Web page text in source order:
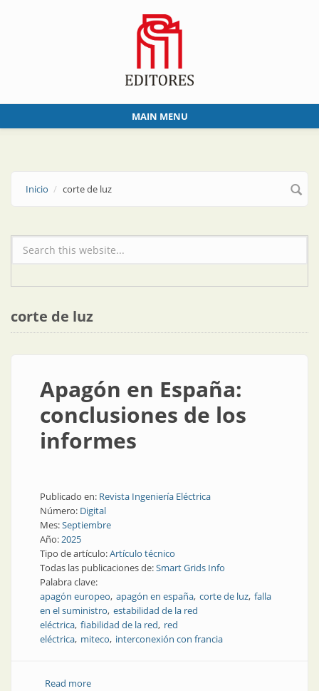
MAIN MENU
Inicio corte de luz
Formulario de búsqueda
corte de luz
Apagón en España:
conclusiones de los
informes
Publicado en: Revista Ingeniería Eléctrica
Número: Digital
Mes:Septiembre
Año:2025
Tipo de artículo:Artículo técnico
Todas las publicaciones de:Smart Grids Info
Palabra clave:
apagón europeo apagón en españa corte de luz falla
en el suministro estabilidad de la red
eléctrica fiabilidad de la red red
eléctrica miteco interconexión con francia
Read moreabout Apagón en España: conclusiones de los